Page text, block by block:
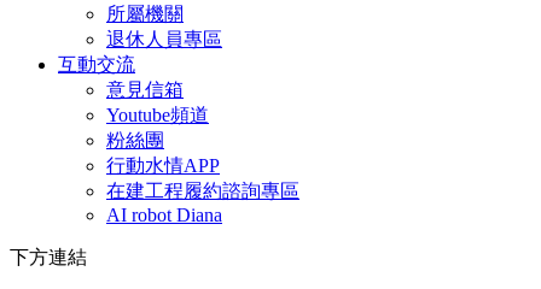
所屬機關
退休人員專區
互動交流
意見信箱
Youtube頻道
粉絲團
行動水情APP
在建工程履約諮詢專區
AI robot Diana
下方連結